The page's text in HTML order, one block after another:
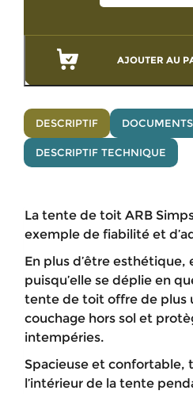
AJOUTER AU
DESCRIPTIF DOCUMENTS
DESCRIPTIF TECHNIQUE
La tente de toit ARB
exemple de fiabilité et
En plus d’être
puisqu’elle se déplie en
tente de toit offre de plus
couchage hors sol et
intempéries.
Spacieuse et confortable,
l’intérieur de la tente